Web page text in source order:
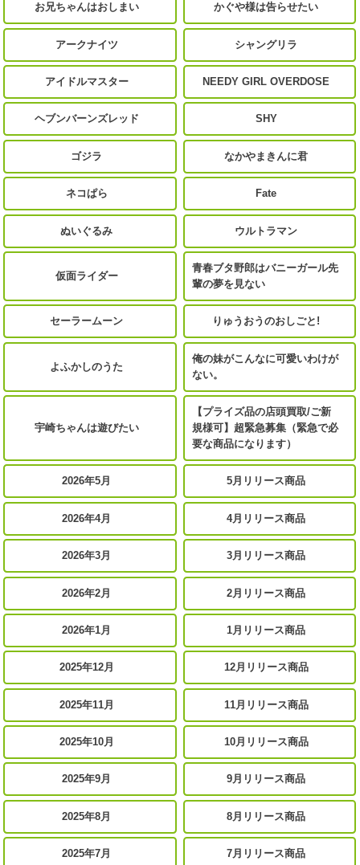
お兄ちゃんはおしまい かぐや様は告らせたい
アークナイツ シャングリラ
アイドルマスター NEEDY GIRL OVERDOSE
ヘブンバーンズレッド SHY
ゴジラ なかやまきんに君
ネコぱら Fate
ぬいぐるみ ウルトラマン
仮面ライダー
青春ブタ野郎はバニーガール先
輩の夢を見ない
セーラームーン りゅうおうのおしごと!
よふかしのうた
俺の妹がこんなに可愛いわけが
ない。
宇崎ちゃんは遊びたい
【プライズ品の店頭買取/ご新
規様可】超緊急募集（緊急で必
要な商品になります）
2026年5月 5月リリース商品
2026年4月 4月リリース商品
2026年3月 3月リリース商品
2026年2月 2月リリース商品
2026年1月 1月リリース商品
2025年12月 12月リリース商品
2025年11月 11月リリース商品
2025年10月 10月リリース商品
2025年9月 9月リリース商品
2025年8月 8月リリース商品
2025年7月 7月リリース商品